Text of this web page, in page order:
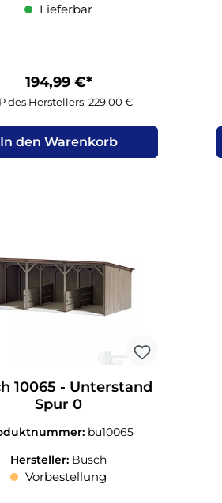
Lieferbar
194,99 €*
des Herstellers: 229,00 €
In den Warenkorb
10065 - Unterstand
Spur 0
bu10065
Hersteller: Busch
Vorbestellung